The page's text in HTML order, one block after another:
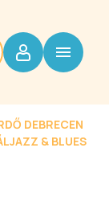
DEBRECEN
JAZZ & BLUES